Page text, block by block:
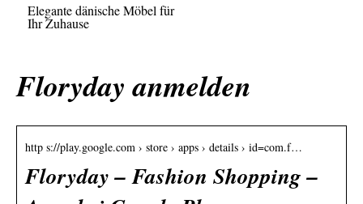
Elegante dänische Möbel für
Ihr Zuhause
Floryday anmelden
http s://play.google.com › store › apps › details › id=com.f…
Floryday – Fashion Shopping –